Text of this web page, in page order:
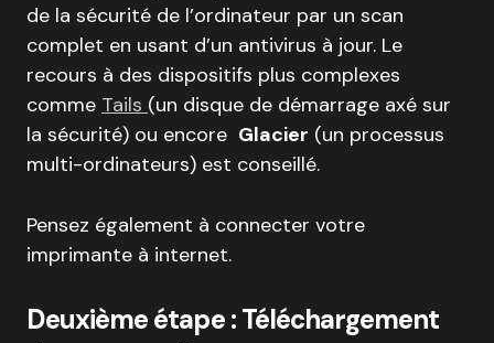
de la sécurité de l’ordinateur par un scan
complet en usant d’un antivirus à jour. Le
recours à des dispositifs plus complexes
comme Tails (un disque de démarrage axé sur
la sécurité) ou encore Glacier (un processus
multi-ordinateurs) est conseillé.
Pensez également à connecter votre
imprimante à internet.
Deuxième étape : Téléchargement